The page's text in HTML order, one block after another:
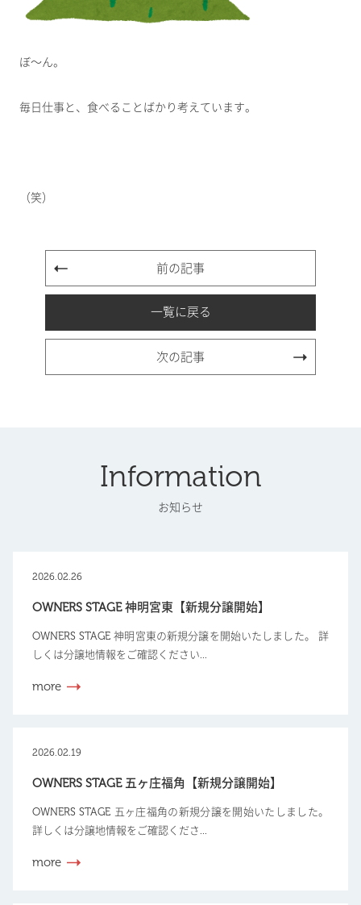
ぼ～ん。
毎日仕事と、食べることばかり考えています。
（笑）
前の記事
一覧に戻る
次の記事
Information
お知らせ
2026.02.26
OWNERS STAGE 神明宮東【新規分譲開始】
OWNERS STAGE 神明宮東の新規分譲を開始いたしました。 詳
しくは分譲地情報をご確認ください...
more
2026.02.19
OWNERS STAGE 五ヶ庄福角【新規分譲開始】
OWNERS STAGE 五ヶ庄福角の新規分譲を開始いたしました。
詳しくは分譲地情報をご確認くださ...
more